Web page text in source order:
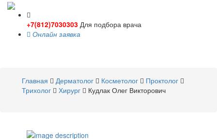
+7(812)7030303 Для подбора врача
Онлайн заявка
Главная
Дерматолог Косметолог
Проктолог
Трихолог
Хирург Кудлак Олег Викторович